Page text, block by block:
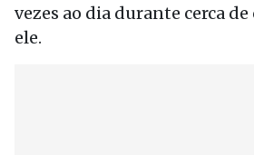
vezes ao dia durante cerca
ele.